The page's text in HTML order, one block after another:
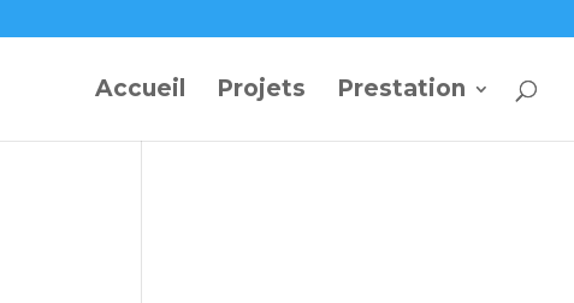
Accueil Projets Prestation